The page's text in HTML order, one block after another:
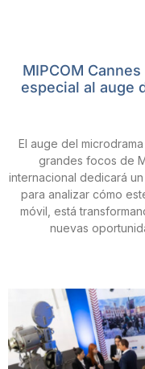
MIPCOM
especial al auge
El auge del
grandes focos de
internacional dedicará
para analizar cómo
móvil, está
nuevas